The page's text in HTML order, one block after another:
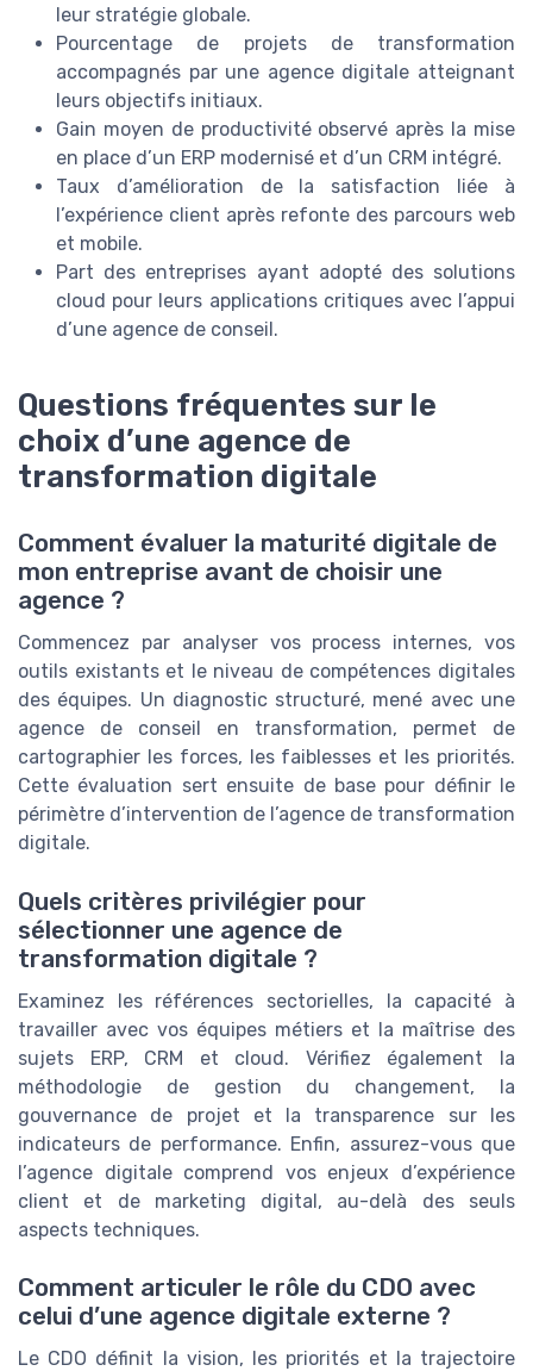
leur stratégie globale.
Pourcentage de projets de transformation
accompagnés par une agence digitale atteignant
leurs objectifs initiaux.
Gain moyen de productivité observé après la mise
en place d’un ERP modernisé et d’un CRM intégré.
Taux d’amélioration de la satisfaction liée à
l’expérience client après refonte des parcours web
et mobile.
Part des entreprises ayant adopté des solutions
cloud pour leurs applications critiques avec l’appui
d’une agence de conseil.
Questions fréquentes sur le
choix d’une agence de
transformation digitale
Comment évaluer la maturité digitale de
mon entreprise avant de choisir une
agence ?
Commencez par analyser vos process internes, vos
outils existants et le niveau de compétences digitales
des équipes. Un diagnostic structuré, mené avec une
agence de conseil en transformation, permet de
cartographier les forces, les faiblesses et les priorités.
Cette évaluation sert ensuite de base pour définir le
périmètre d’intervention de l’agence de transformation
digitale.
Quels critères privilégier pour
sélectionner une agence de
transformation digitale ?
Examinez les références sectorielles, la capacité à
travailler avec vos équipes métiers et la maîtrise des
sujets ERP, CRM et cloud. Vérifiez également la
méthodologie de gestion du changement, la
gouvernance de projet et la transparence sur les
indicateurs de performance. Enfin, assurez-vous que
l’agence digitale comprend vos enjeux d’expérience
client et de marketing digital, au-delà des seuls
aspects techniques.
Comment articuler le rôle du CDO avec
celui d’une agence digitale externe ?
Le CDO définit la vision, les priorités et la trajectoire